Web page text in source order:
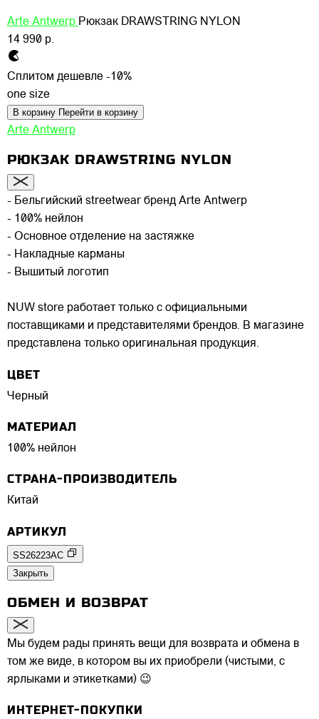
Arte Antwerp Рюкзак DRAWSTRING NYLON
14 990 р.
Сплитом дешевле -10%
one size
В корзину Перейти в корзину
Arte Antwerp
РЮКЗАК DRAWSTRING NYLON
- Бельгийский streetwear бренд Arte Antwerp
- 100% нейлон
- Основное отделение на застяжке
- Накладные карманы
- Вышитый логотип
NUW store работает только с официальными
поставщиками и представителями брендов. В магазине
представлена только оригинальная продукция.
ЦВЕТ
Черный
МАТЕРИАЛ
100% нейлон
СТРАНА-ПРОИЗВОДИТЕЛЬ
Китай
АРТИКУЛ
SS26223AC
Закрыть
ОБМЕН И ВОЗВРАТ
Мы будем рады принять вещи для возврата и обмена в
том же виде, в котором вы их приобрели (чистыми, с
ярлыками и этикетками) 😉
ИНТЕРНЕТ-ПОКУПКИ